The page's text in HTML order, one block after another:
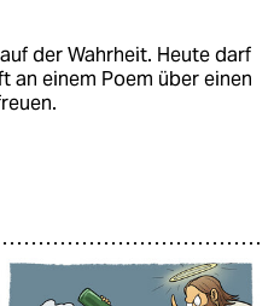
der Wahrheit. Heute darf
an einem Poem über einen